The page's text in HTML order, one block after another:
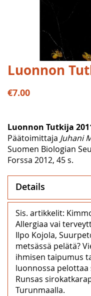
Skip
to
the
beginning
images
gallery
Luonnon
€7.00
Luonnon Tutkija
Päätoimittaja Juhani
Suomen Biologian
Forssa 2012, 45 s.
Details
Sis. artikkelit:
Allergiaa vai
Ilpo Kojola,
metsässä pelätä?
ihmisen taipumus
luonnossa pelottaa
Runsas
Turunmaalla.